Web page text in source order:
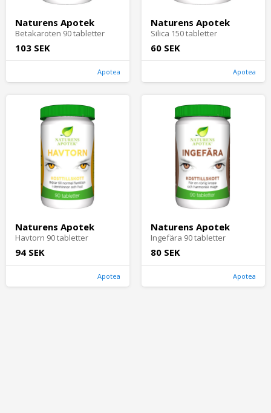
Naturens Apotek
Betakaroten 90 tabletter
103 SEK
Apotea
Naturens Apotek
Silica 150 tabletter
60 SEK
Apotea
Naturens Apotek
Havtorn 90 tabletter
94 SEK
Apotea
Naturens Apotek
Ingefära 90 tabletter
80 SEK
Apotea